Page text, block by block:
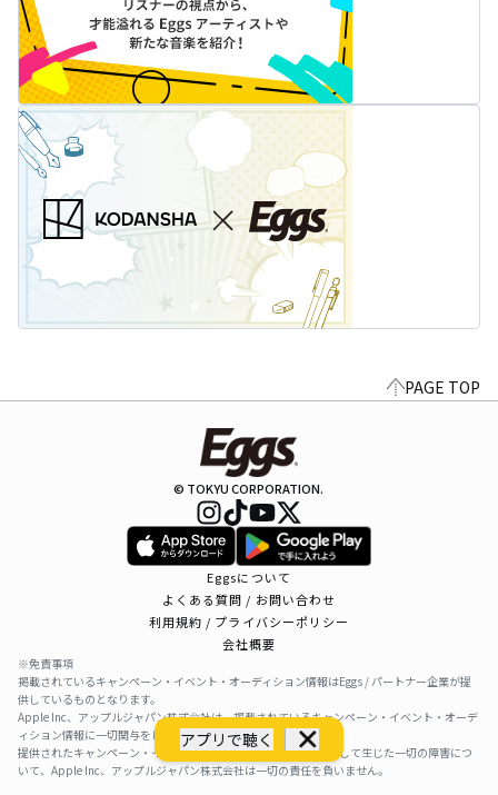
アプリで聴く
PAGE TOP
© TOKYU CORPORATION.
Eggsについて
よくある質問 / お問い合わせ
利用規約 / プライバシーポリシー
会社概要
※免責事項
掲載されているキャンペーン・イベント・オーディション情報はEggs / パートナー企業が提
供しているものとなります。
Apple Inc、アップルジャパン株式会社は、掲載されているキャンペーン・イベント・オーデ
ィション情報に一切関与をしておりません。
提供されたキャンペーン・イベント・オーディション情報を利用して生じた一切の障害につ
いて、Apple Inc、アップルジャパン株式会社は一切の責任を負いません。